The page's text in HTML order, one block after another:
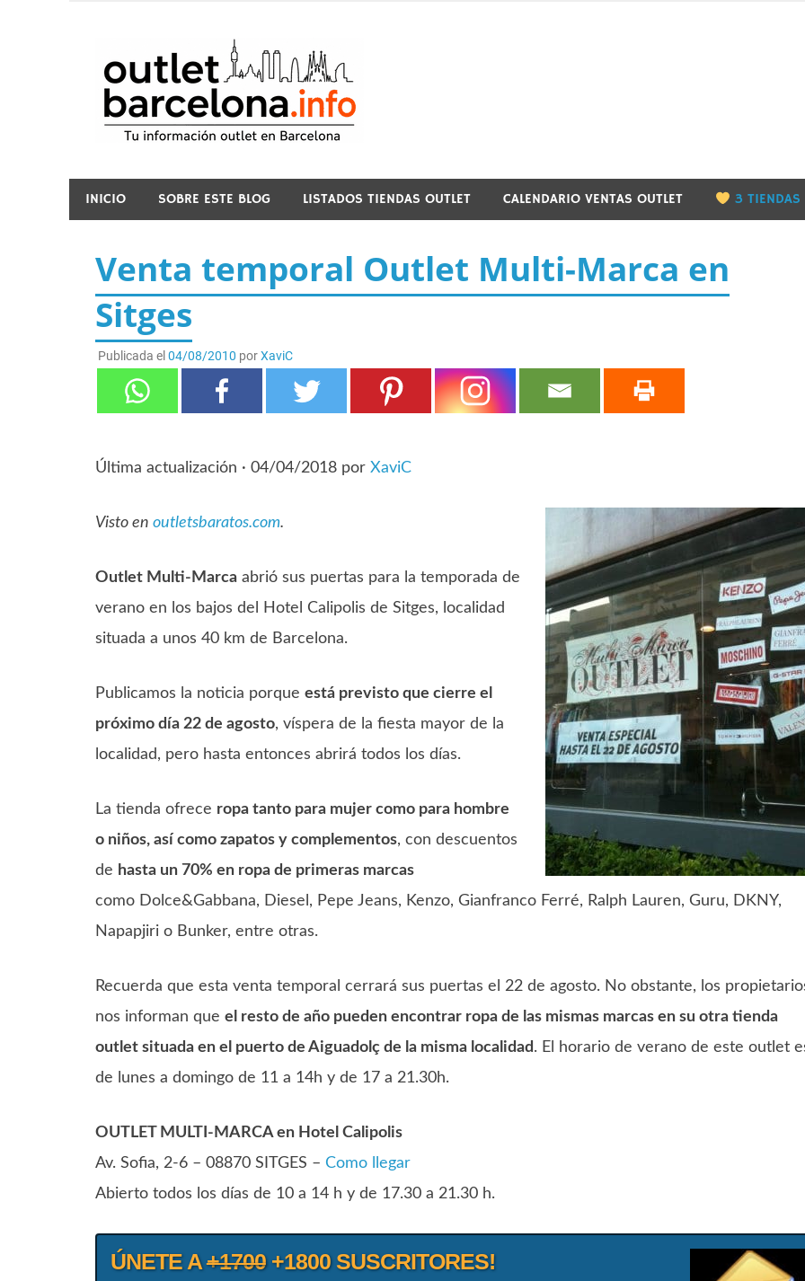
INICIO SOBRE ESTE BLOG LISTADOS TIENDAS OUTLET CALENDARIO VENTAS OUTLET 3 TIENDAS
Venta temporal Outlet Multi-Marca en
Sitges
Publicada el04/08/2010 porXaviC
Última actualización · 04/04/2018por XaviC
Visto en outletsbaratos.com.
Outlet Multi-Marcaabrió sus puertas para la temporada de
verano en los bajos del Hotel Calipolis de Sitges, localidad
situada a unos 40 km de Barcelona.
Publicamos la noticia porque está previsto que cierre el
próximo día 22 de agosto, víspera de la fiesta mayor de la
localidad, pero hasta entonces abrirá todos los días.
La tienda ofrece ropa tanto para mujer como para hombre
o niños, así como zapatos y complementos, con descuentos
de hasta un 70% en ropa de primeras marcas
como Dolce&Gabbana, Diesel, Pepe Jeans, Kenzo, Gianfranco Ferré, Ralph Lauren, Guru, DKNY,
Napapjiri o Bunker, entre otras.
Recuerda que esta venta temporal cerrará sus puertas el 22 de agosto. No obstante, los
nos informan que el resto de año pueden encontrar ropa de las mismas marcas en su otra tienda
outlet situada en el puerto de Aiguadolç de la misma localidad . El horario de verano de este outlet
de lunes a domingo de 11 a 14h y de 17 a 21.30h.
OUTLET MULTI-MARCA en Hotel Calipolis
Av. Sofia, 2-6 – 08870 SITGES – Como llegar
Abierto todos los días de 10 a 14 h y de 17.30 a 21.30 h.
ÚNETE A+1700+1800 SUSCRITORES!